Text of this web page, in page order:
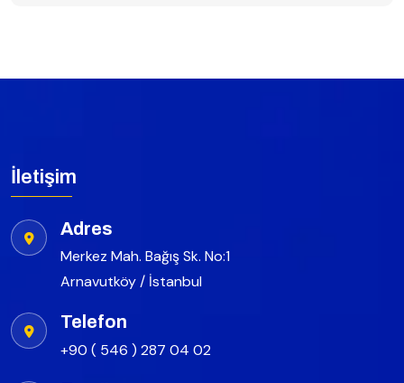
İletişim
Adres
Merkez Mah. Bağış Sk. No:1
Arnavutköy / İstanbul
Telefon
+90 ( 546 ) 287 04 02